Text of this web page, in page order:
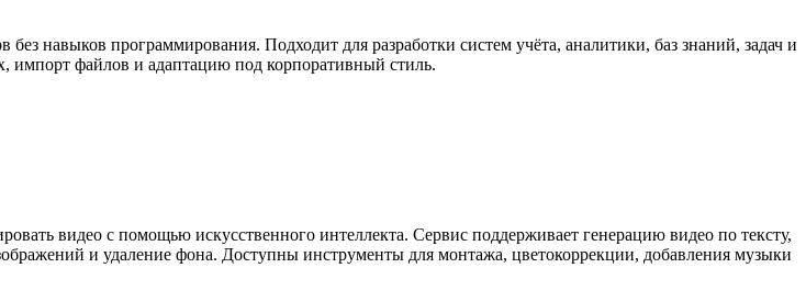
навыков программирования. Подходит для разработки систем учёта, аналитики, баз знаний, задач и
файлов и адаптацию под корпоративный стиль.
видео с помощью искусственного интеллекта. Сервис поддерживает генерацию видео по тексту,
и удаление фона. Доступны инструменты для монтажа, цветокоррекции, добавления музыки